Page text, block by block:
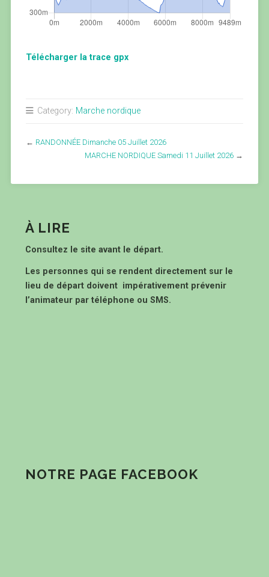
Télécharger la trace gpx
Category: Marche nordique
← RANDONNÉE Dimanche 05 Juillet 2026
MARCHE NORDIQUE Samedi 11 Juillet 2026 →
À LIRE
Consultez le site avant le départ.
Les personnes qui se rendent directement sur le
lieu de départ doivent impérativement prévenir
l’animateur par téléphone ou SMS.
NOTRE PAGE FACEBOOK